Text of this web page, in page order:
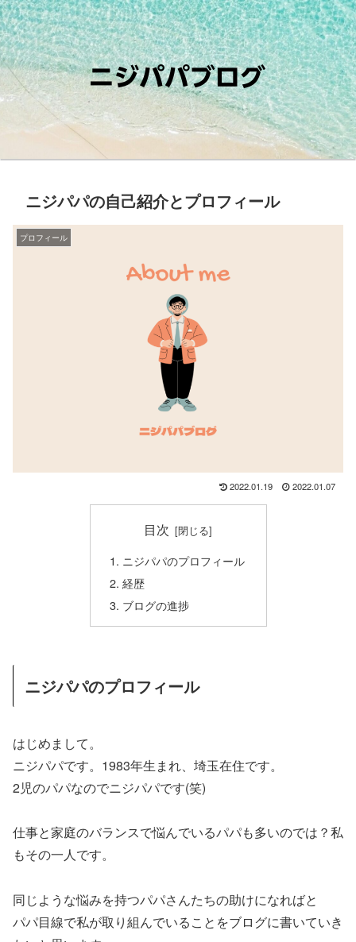
ニジパパの自己紹介とプロフィール
プロフィール
2022.01.19 2022.01.07
目次
ニジパパのプロフィール
経歴
ブログの進捗
ニジパパのプロフィール
はじめまして。
ニジパパです。1983年生まれ、埼玉在住です。
2児のパパなのでニジパパです(笑)
仕事と家庭のバランスで悩んでいるパパも多いのでは？私
もその一人です。
同じような悩みを持つパパさんたちの助けになればと
パパ目線で私が取り組んでいることをブログに書いていき